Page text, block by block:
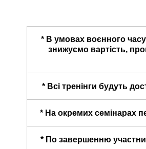
* В умовах воєнного
знижуємо вартість,
* Всі тренінги будуть
* На окремих семінарах
* По завершенню